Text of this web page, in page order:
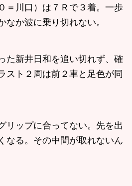
＝川口）は７Ｒで３着。一歩
なか波に乗り切れない。
た新井日和を追い切れず、確
スト２周は前２車と足色が同
リップに合ってない。先を出
なる。その中間が取れないん